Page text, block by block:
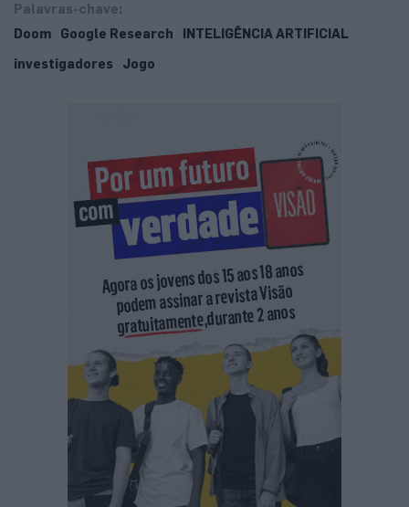
Palavras-chave:
Doom
Google Research
INTELIGÊNCIA ARTIFICIAL
investigadores
Jogo